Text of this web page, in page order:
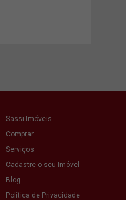
Sassi Imóveis
Comprar
Serviços
Cadastre o seu Imóvel
Blog
Política de Privacidade